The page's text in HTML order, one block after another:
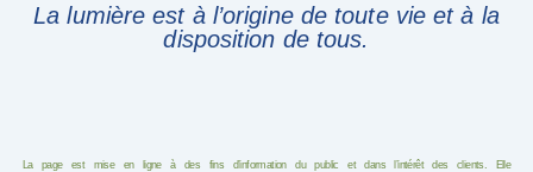
La lumière est à l’origine de toute vie et à la
disposition de tous.
La page est mise en ligne à des fins d’information du public et dans l’intérêt des clients. Elle